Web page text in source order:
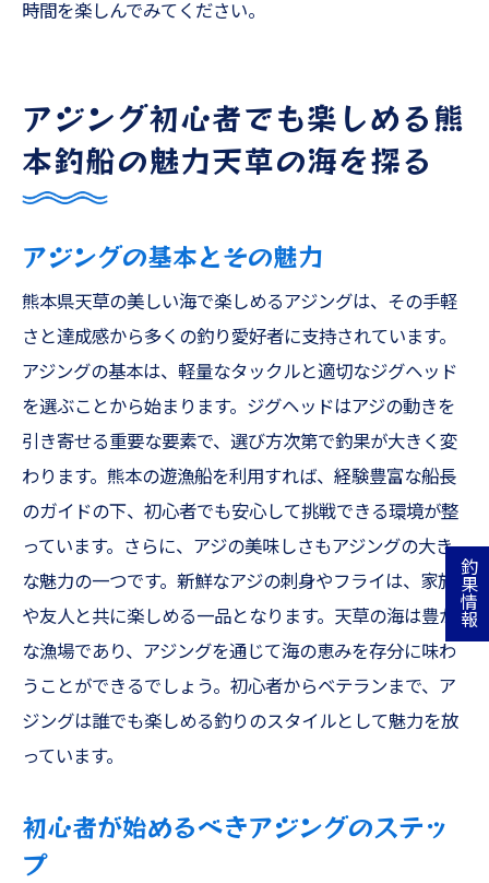
時間を楽しんでみてください。
アジング初心者でも楽しめる熊
本釣船の魅力天草の海を探る
アジングの基本とその魅力
熊本県天草の美しい海で楽しめるアジングは、その手軽
さと達成感から多くの釣り愛好者に支持されています。
アジングの基本は、軽量なタックルと適切なジグヘッド
を選ぶことから始まります。ジグヘッドはアジの動きを
引き寄せる重要な要素で、選び方次第で釣果が大きく変
わります。熊本の遊漁船を利用すれば、経験豊富な船長
のガイドの下、初心者でも安心して挑戦できる環境が整
っています。さらに、アジの美味しさもアジングの大き
な魅力の一つです。新鮮なアジの刺身やフライは、家族
や友人と共に楽しめる一品となります。天草の海は豊か
な漁場であり、アジングを通じて海の恵みを存分に味わ
うことができるでしょう。初心者からベテランまで、ア
ジングは誰でも楽しめる釣りのスタイルとして魅力を放
っています。
初心者が始めるべきアジングのステッ
プ
釣果情報